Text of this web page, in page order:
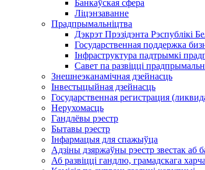
Банкаўская сфера
Ліцэнзаванне
Прадпрымальніцтва
Дэкрэт Прэзідэнта Рэспублікі
Государственная поддержка
Інфраструктура падтрымкі
Савет па развіцці
Знешнеэканамічная дзейнасць
Інвестыцыйная дзейнасць
Государственная регистрация
Нерухомасць
Гандлёвы рэестр
Бытавы рэестр
Інфармацыя для спажыўца
Адзіны дзяржаўны рэестр звестак аб
Аб развіцці гандлю, грамадскага